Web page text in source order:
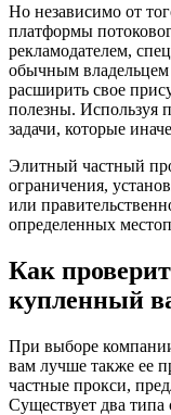
Но независимо от
платформы
рекламодателем,
обычным владельцем
расширить свое
полезны. Используя
задачи, которые
Элитный частный
ограничения,
или
определенных
Как
купленный
При выборе
вам лучше также ее
частные прокси,
Существует два